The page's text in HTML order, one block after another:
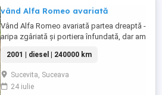
vând Alfa Romeo avariată
Vând Alfa Romeo avariată partea dreaptă -
aripa zgâriată și portiera înfundată, dar am
Mașina merge foarte bine, pornește la
cheie, nu consumă ulei. Se vinde întreagă
sau pe bucăți, dezmemrată. Detalii la
telefonul afișat.
2001 | diesel | 240000 km
Sucevita, Suceava
24 iulie